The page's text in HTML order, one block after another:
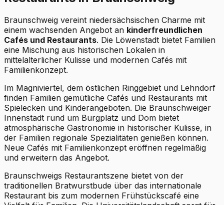
Braunschweig vereint niedersächsischen Charme mit
einem wachsenden Angebot an kinderfreundlichen
Cafés und Restaurants. Die Löwenstadt bietet Familien
eine Mischung aus historischen Lokalen in
mittelalterlicher Kulisse und modernen Cafés mit
Familienkonzept.
Im Magniviertel, dem östlichen Ringgebiet und Lehndorf
finden Familien gemütliche Cafés und Restaurants mit
Spielecken und Kinderangeboten. Die Braunschweiger
Innenstadt rund um Burgplatz und Dom bietet
atmosphärische Gastronomie in historischer Kulisse, in
der Familien regionale Spezialitäten genießen können.
Neue Cafés mit Familienkonzept eröffnen regelmäßig
und erweitern das Angebot.
Braunschweigs Restaurantszene bietet von der
traditionellen Bratwurstbude über das internationale
Restaurant bis zum modernen Frühstückscafé eine